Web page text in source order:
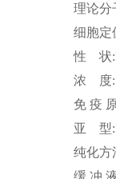
理论分
细胞定
性
状
浓
度
免 疫
亚
型
纯化方
缓 冲